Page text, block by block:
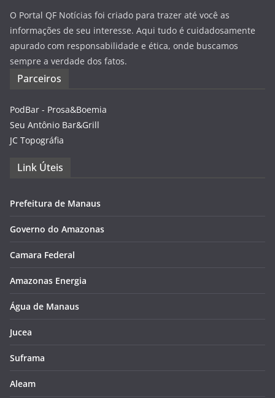
O Portal QF Notícias foi criado para trazer até você as
informações de seu interesse. Aqui tudo é cuidadosamente
apurado com responsabilidade e ética, onde buscamos
sempre a verdade dos fatos.
Parceiros
PodBar - Prosa&Boemia
Seu Antônio Bar&Grill
JC Topográfia
Link Úteis
Prefeitura de Manaus
Governo do Amazonas
Camara Federal
Amazonas Energia
Água de Manaus
Jucea
Suframa
Aleam